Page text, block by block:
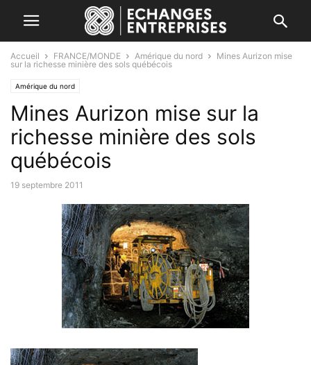
Accueil FRANCE/MONDE Amérique du nord
Mines Aurizon mise
sur la richesse minière des sols québécois
Amérique du nord
Mines Aurizon mise sur la
richesse minière des sols
québécois
19 septembre 2011